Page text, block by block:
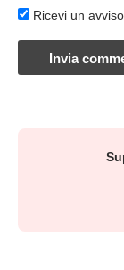
Ricevi un